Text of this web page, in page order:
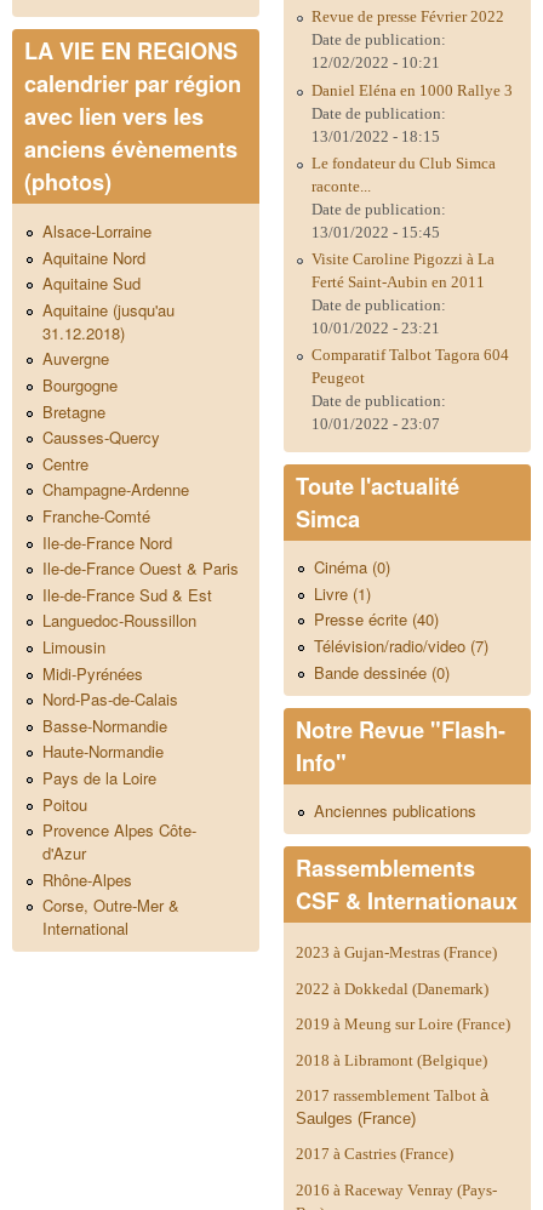
LA VIE EN REGIONS
calendrier par région
avec lien vers les
anciens évènements
(photos)
Alsace-Lorraine
Aquitaine Nord
Aquitaine Sud
Aquitaine (jusqu'au
31.12.2018)
Auvergne
Bourgogne
Bretagne
Causses-Quercy
Centre
Champagne-Ardenne
Franche-Comté
Ile-de-France Nord
Ile-de-France Ouest & Paris
Ile-de-France Sud & Est
Languedoc-Roussillon
Limousin
Midi-Pyrénées
Nord-Pas-de-Calais
Basse-Normandie
Haute-Normandie
Pays de la Loire
Poitou
Provence Alpes Côte-
d'Azur
Rhône-Alpes
Corse, Outre-Mer &
International
Revue de presse Février 2022
Date de publication:
12/02/2022 - 10:21
Daniel Eléna en 1000 Rallye 3
Date de publication:
13/01/2022 - 18:15
Le fondateur du Club Simca
raconte...
Date de publication:
13/01/2022 - 15:45
Visite Caroline Pigozzi à La
Ferté Saint-Aubin en 2011
Date de publication:
10/01/2022 - 23:21
Comparatif Talbot Tagora 604
Peugeot
Date de publication:
10/01/2022 - 23:07
Toute l'actualité
Simca
Cinéma (0)
Livre (1)
Presse écrite (40)
Télévision/radio/video (7)
Bande dessinée (0)
Notre Revue "Flash-
Info"
Anciennes publications
Rassemblements
CSF & Internationaux
2023 à Gujan-Mestras (France)
2022 à Dokkedal (Danemark)
2019 à Meung sur Loire (France)
2018 à Libramont (Belgique)
2017 rassemblement Talbot à
Saulges (France)
2017 à Castries (France)
2016 à Raceway Venray (Pays-